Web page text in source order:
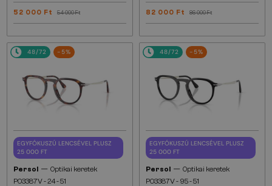
52 000 Ft 54 000 Ft 82 000 Ft 86 000 Ft
48/72 -5%
EGYFÓKUSZÚ LENCSÉVEL PLUSZ
25 000 FT
Persol — Optikai keretek
PO3387V - 24 - 51
48/72 -5%
EGYFÓKUSZÚ LENCSÉVEL PLUSZ
25 000 FT
Persol — Optikai keretek
PO3387V - 95 - 51